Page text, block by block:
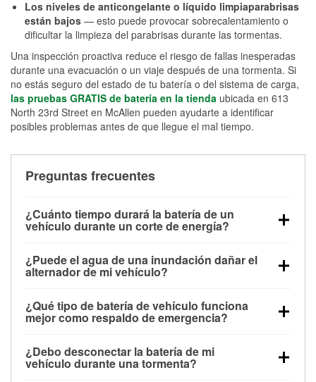
Los niveles de anticongelante o líquido limpiaparabrisas
están bajos — esto puede provocar sobrecalentamiento o
dificultar la limpieza del parabrisas durante las tormentas.
Una inspección proactiva reduce el riesgo de fallas inesperadas
durante una evacuación o un viaje después de una tormenta. Si
no estás seguro del estado de tu batería o del sistema de carga,
las pruebas GRATIS de batería en la tienda ubicada en 613
North 23rd Street en McAllen pueden ayudarte a identificar
posibles problemas antes de que llegue el mal tiempo.
Preguntas frecuentes
¿Cuánto tiempo durará la batería de un
vehículo durante un corte de energía?
alimentar pequeños accesorios durante un tiempo
limitado, pero el uso repetido sin conducir el vehículo
contar con un equipo de carga de respaldo para
cortes prolongados.
¿Puede el agua de una inundación dañar el
alternador de mi vehículo?
parte baja del compartimento del motor y pueden
dañarse si se sumergen, lo que puede provocar una
días después de la exposición.
¿Qué tipo de batería de vehículo funciona
mejor como respaldo de emergencia?
para aplicaciones de ciclo profundo porque son
selladas, resistentes a las vibraciones y más
¿Debo desconectar la batería de mi
vehículo durante una tormenta?